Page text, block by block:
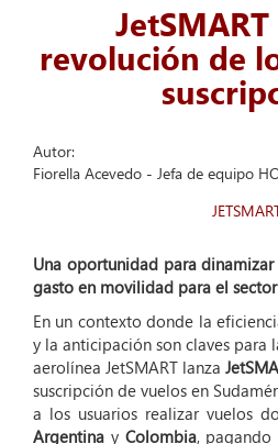
JetSMART
revolución de
Autor:
Fiorella Acevedo - Jefa de equipo
Una oportunidad para
gasto en movilidad para el sector
En un contexto donde la
y la anticipación son claves para
aerolínea JetSMART lanza
suscripción de vuelos en
a los usuarios realizar vuelos
Argentina y Colombia, pagando